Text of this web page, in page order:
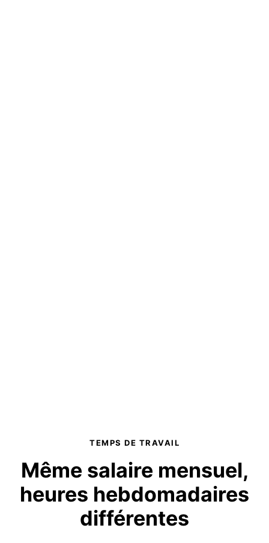
TEMPS DE TRAVAIL
Même salaire mensuel,
heures hebdomadaires
différentes